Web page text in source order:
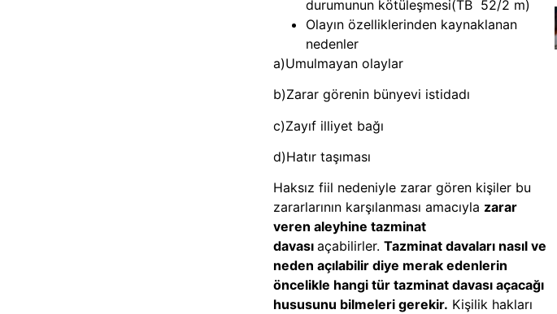
durumunun kötüleşmesi(TB 52/2 m)
Olayın özelliklerinden kaynaklanan
nedenler
a)Umulmayan olaylar
b)Zarar görenin bünyevi istidadı
c)Zayıf illiyet bağı
d)Hatır taşıması
Haksız fiil nedeniyle zarar gören kişiler bu
zararlarının karşılanması amacıyla zarar
veren aleyhine tazminat
davası açabilirler. Tazminat davaları nasıl ve
neden açılabilir diye merak edenlerin
öncelikle hangi tür tazminat davası açacağı
hususunu bilmeleri gerekir. Kişilik hakları